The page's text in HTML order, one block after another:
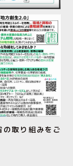
の取り組みをご